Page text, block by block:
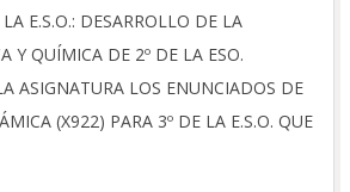
E.S.O.: DESARROLLO DE LA
Y QUÍMICA DE 2º DE LA ESO.
ASIGNATURA LOS ENUNCIADOS DE
(X922) PARA 3º DE LA E.S.O. QUE